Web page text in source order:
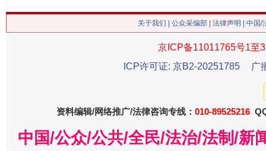
在谋一域中谋全局
关于我们 公众采编部 法律声明 | 中国
京ICP备11011765号1至
ICP许可证: 京B2-20251785
广
资料编辑/网络推广/法律咨询专线： 010-89525216
中国/公众/公共/全民/法治/法制/新